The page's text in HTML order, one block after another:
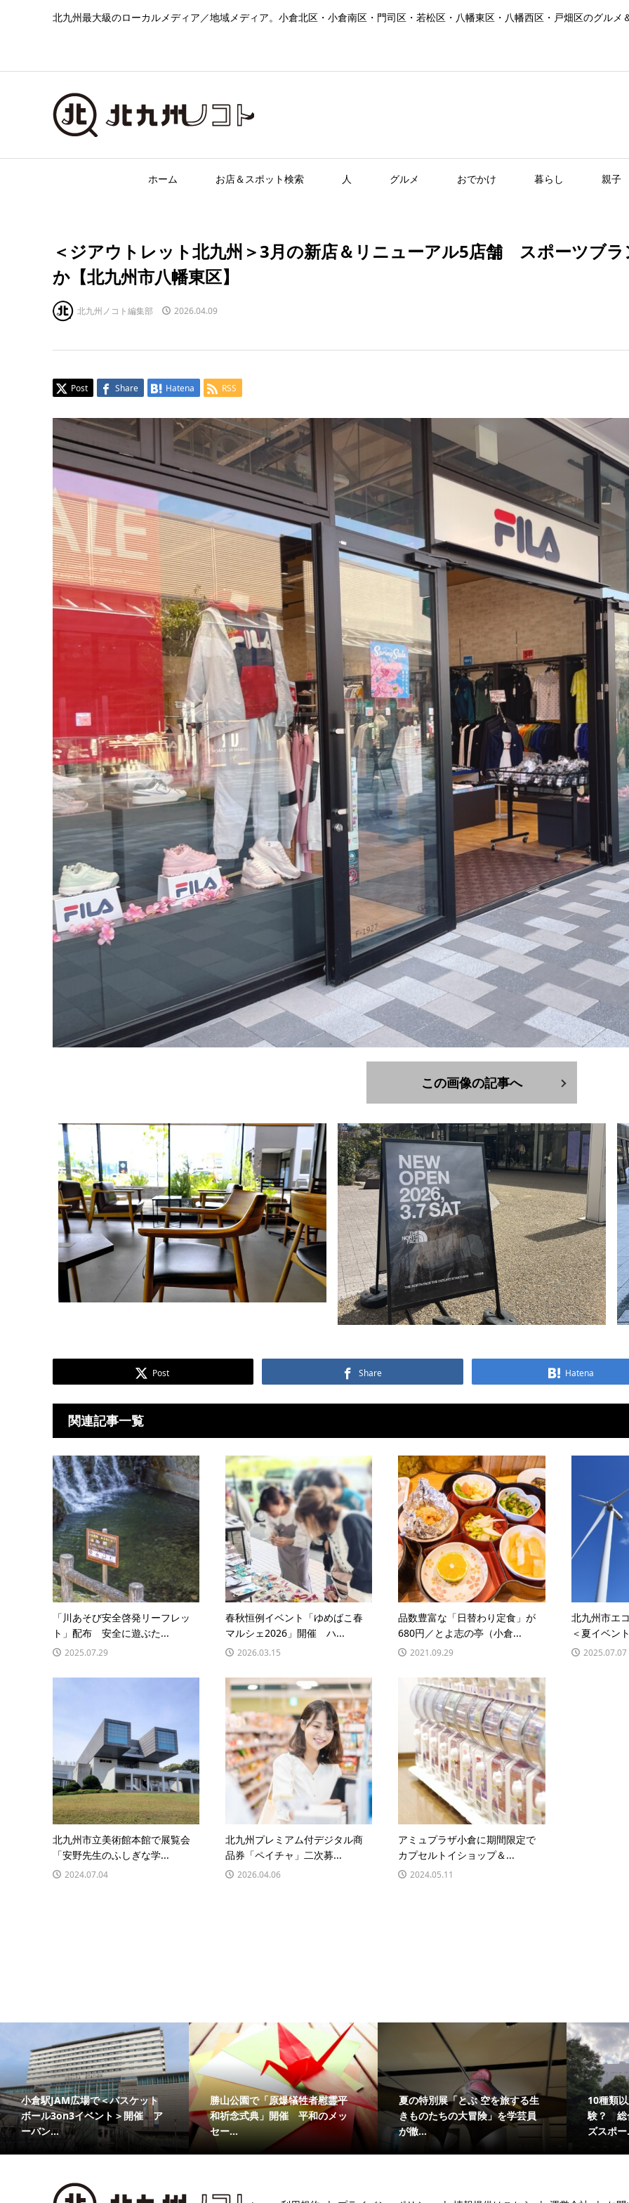
北九州最大級のローカルメディア／地域メディア。小倉北区・小倉南区・門司区・若松区・八幡東区・八幡西区・戸畑区のグル
ホーム お店＆スポット検索 人 グルメ おでかけ 暮らし 親子
＜ジアウトレット北九州＞3月の新店＆リニューアル5店舗 スポーツブ
か【北九州市八幡東区】
北九州ノコト編集部 2026.04.09
Post Share Hatena RSS
この画像の記事へ
Post Share Hatena
関連記事一覧
「川あそび安全啓発リーフレッ
ト」配布 安全に遊ぶた...
2025.07.29
春秋恒例イベント「ゆめばこ春
マルシェ2026」開催 ハ...
2026.03.15
品数豊富な「日替わり定食」が
680円／とよ志の亭（小倉...
2021.09.29
北九州市エ
＜夏イベン
2025.07.07
北九州市立美術館本館で展覧会
「安野先生のふしぎな学...
2024.07.04
北九州プレミアム付デジタル商
品券「ペイチャ」二次募...
2026.04.06
アミュプラザ小倉に期間限定で
カプセルトイショップ＆...
2024.05.11
ト
ア
勝山公園で「原爆犠牲者慰霊平
和祈念式典」開催 平和のメッ
セー...
夏の特別展「とぶ 空を旅する生
きものたちの大冒険」を学芸員
10種類以上のスポーツを体
験？ 総合体育館で「北九キッ
ズスポー...